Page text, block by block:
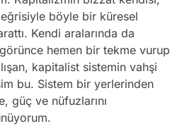
böyle bir küresel
Kendi aralarında da
hemen bir tekme vurup
kapitalist sistemin vahşi
bu. Sistem bir yerlerinden
güç ve nüfuzlarını